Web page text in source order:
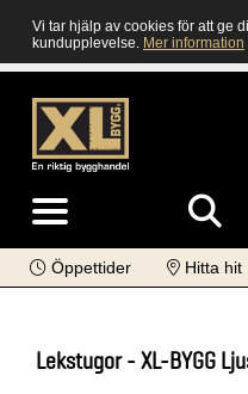
Vi tar hjälp av cookies för att ge
kundupplevelse. Mer information
Öppettider Hitta hit
Lekstugor - XL-BYGG